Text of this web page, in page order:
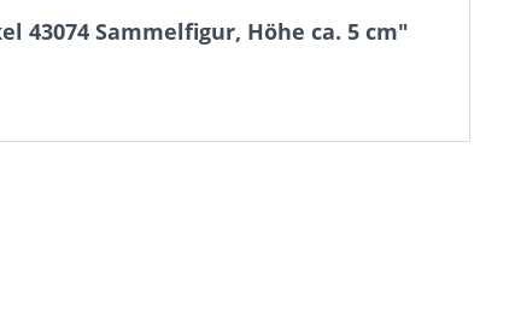
43074 Sammelfigur, Höhe ca. 5 cm"